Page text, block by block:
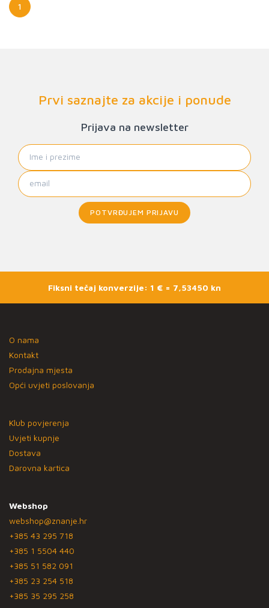
1
Prvi saznajte za akcije i ponude
Prijava na newsletter
POTVRĐUJEM PRIJAVU
Fiksni tečaj konverzije: 1 € = 7,53450 kn
O nama
Kontakt
Prodajna mjesta
Opći uvjeti poslovanja
Klub povjerenja
Uvjeti kupnje
Dostava
Darovna kartica
Webshop
webshop@znanje.hr
+385 43 295 718
+385 1 5504 440
+385 51 582 091
+385 23 254 518
+385 35 295 258